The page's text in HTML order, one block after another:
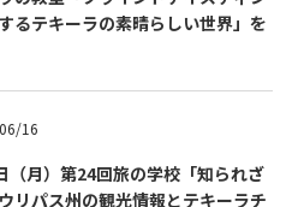
在日メキシコ大使館 SNS
るテキーラの素晴らしい世界」を
16
（月）第24回旅の学校「知られざ
リパス州の観光情報とテキーラチ